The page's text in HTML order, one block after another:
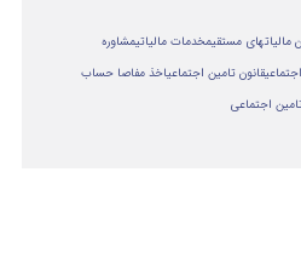
مالیاتهای مستقیمخدمات مالیاتیمشاوره
قانون تامین اجتماعیاخذ مفاصا حساب
اجتماعی